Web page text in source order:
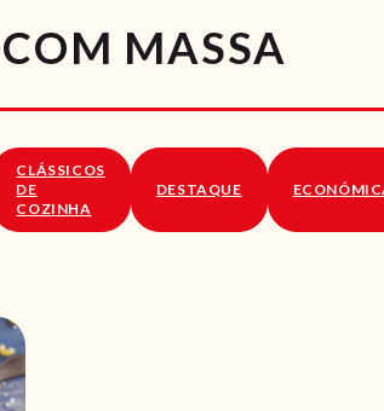
MASSA
CLÁSSICOS
DE
COZINHA
DESTAQUE